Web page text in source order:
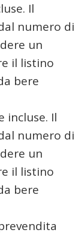
Il
numero di
un
il listino
bere
incluse. Il
numero di
un
il listino
bere